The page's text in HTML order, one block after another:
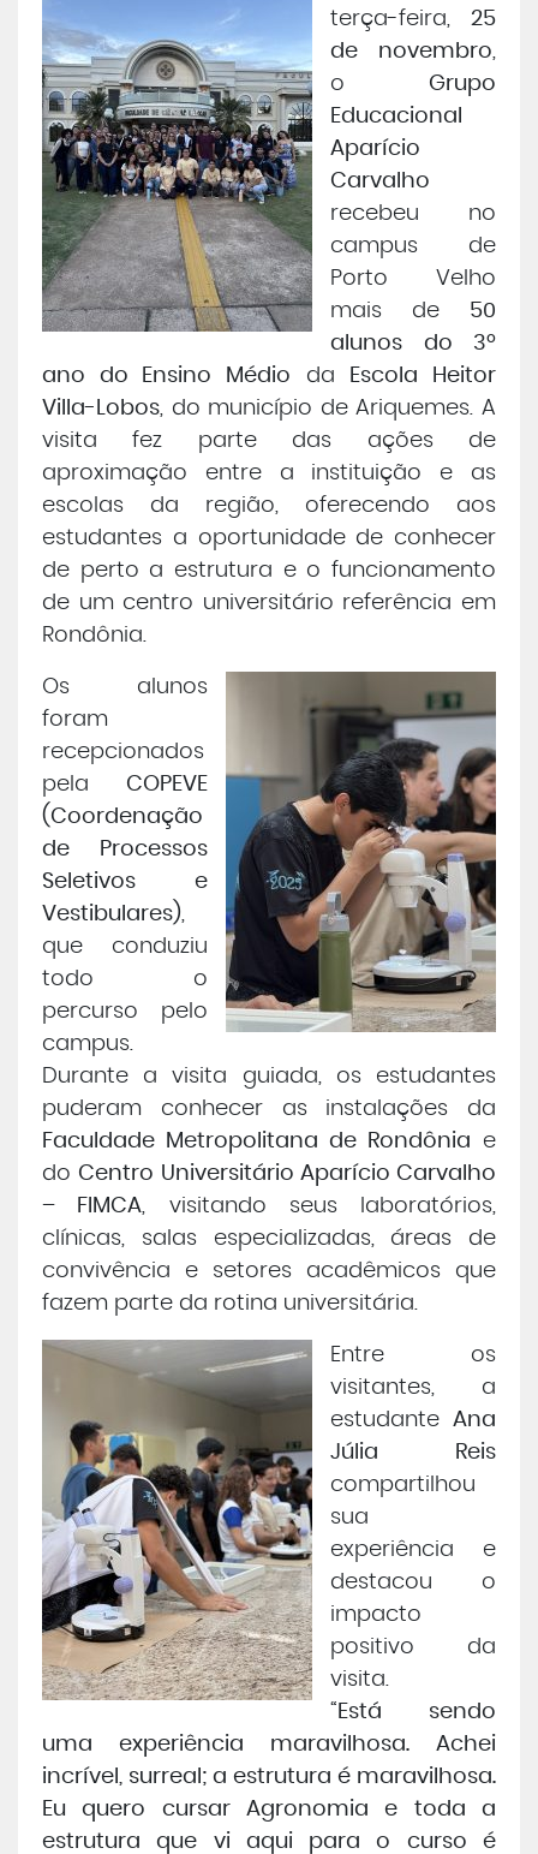
Cursos deGraduação
Cursos dePós e Extensão
Cursos de EAD
Clínicas de Atendimento
Bolsas e Benefícios
Central de Atendimento
terça-feira, 25
de novembro,
o Grupo
Educacional
Aparício
Carvalho
recebeu no
campus de
Porto Velho
mais de 50
alunos do 3º
ano do Ensino Médio da
Escola Heitor
Villa-Lobos, do município de Ariquemes. A
visita fez parte das ações de
aproximação entre a instituição e as
escolas da região, oferecendo aos
estudantes a oportunidade de conhecer
de perto a estrutura e o funcionamento
de um centro universitário referência em
Rondônia.
Os alunos
foram
recepcionados
pela COPEVE
(Coordenação
de Processos
Seletivos e
Vestibulares),
que conduziu
todo o
percurso pelo
campus.
Durante a visita guiada, os estudantes
puderam conhecer as instalações da
Faculdade Metropolitana de Rondônia e
do Centro Universitário Aparício Carvalho
– FIMCA, visitando seus laboratórios,
clínicas, salas especializadas, áreas de
convivência e setores acadêmicos que
fazem parte da rotina universitária.
Entre os
visitantes, a
estudante Ana
Júlia Reis
compartilhou
sua
experiência e
destacou o
impacto
positivo da
visita.
“Está sendo
uma experiência maravilhosa. Achei
incrível, surreal; a estrutura é maravilhosa.
Eu quero cursar Agronomia e toda a
estrutura que vi aqui para o curso é